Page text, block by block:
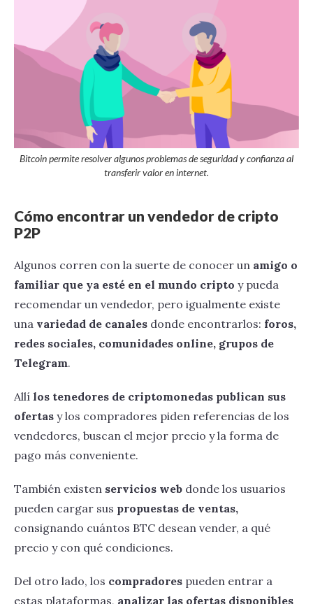
Bitcoin permite resolver algunos problemas de seguridad y confianza al
transferir valor en internet.
Cómo encontrar un vendedor de cripto
P2P
Algunos corren con la suerte de conocer un amigo o
familiar que ya esté en el mundo cripto y pueda
recomendar un vendedor, pero igualmente existe
una variedad de canales donde encontrarlos: foros,
redes sociales, comunidades online, grupos de
Telegram.
Allí los tenedores de criptomonedas publican sus
ofertas y los compradores piden referencias de los
vendedores, buscan el mejor precio y la forma de
pago más conveniente.
También existen servicios web donde los usuarios
pueden cargar sus propuestas de ventas,
consignando cuántos BTC desean vender, a qué
precio y con qué condiciones.
Del otro lado, los compradores pueden entrar a
estas plataformas, analizar las ofertas disponibles